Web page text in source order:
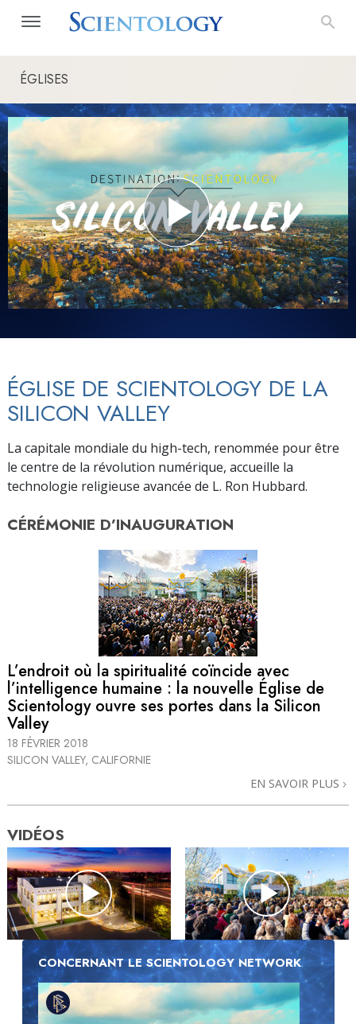
ÉGLISES
ÉGLISE DE SCIENTOLOGY DE LA
SILICON VALLEY
La capitale mondiale du high-tech, renommée pour être
le centre de la révolution numérique, accueille la
technologie religieuse avancée de L. Ron Hubbard.
CÉRÉMONIE D’INAUGURATION
L’endroit où la spiritualité coïncide avec
l’intelligence humaine : la nouvelle Église de
Scientology ouvre ses portes dans la Silicon
Valley
18 FÉVRIER 2018
SILICON VALLEY, CALIFORNIE
EN SAVOIR PLUS
VIDÉOS
CONCERNANT LE SCIENTOLOGY NETWORK